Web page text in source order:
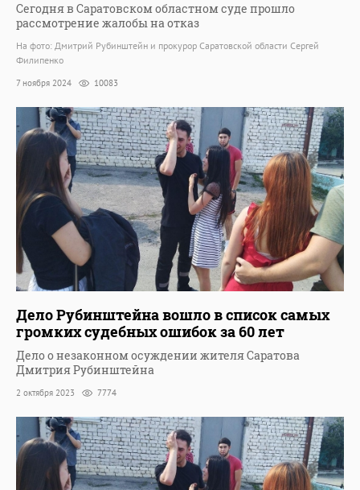
Сегодня в Саратовском областном суде прошло
рассмотрение жалобы на отказ
На фото: Дмитрий Рубинштейн и прокурор Саратовской области Сергей
Филипенко
7 ноября 2024 10083
Дело Рубинштейна вошло в список самых
громких судебных ошибок за 60 лет
Дело о незаконном осуждении жителя Саратова
Дмитрия Рубинштейна
2 октября 2023 7774